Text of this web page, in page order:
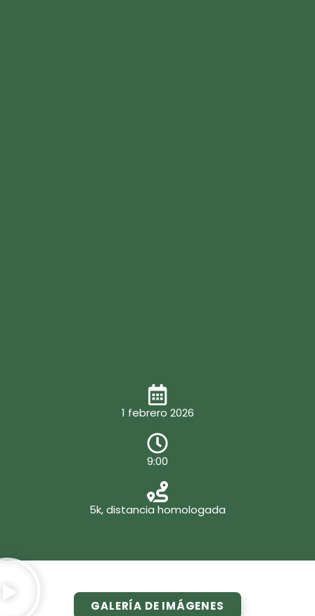
1 febrero 2026
9:00
5k, distancia homologada
GALERÍA DE IMÁGENES